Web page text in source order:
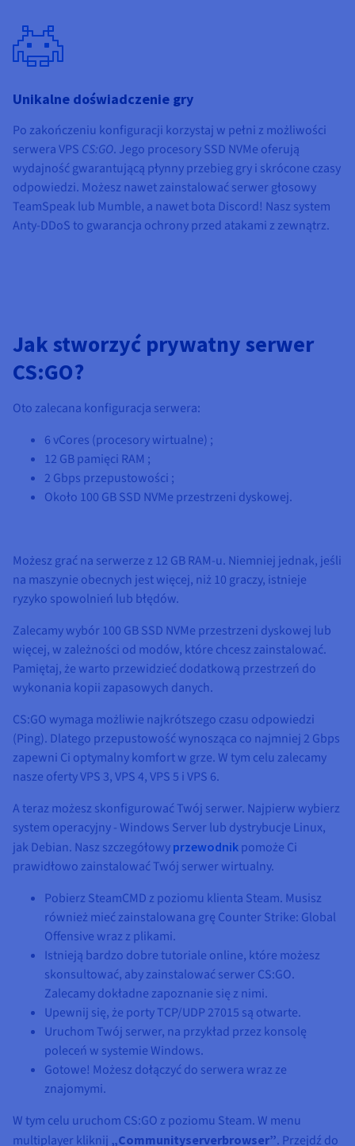
Unikalne doświadczenie gry
Po zakończeniu konfiguracji korzystaj w pełni z możliwości
serwera VPS CS:GO. Jego procesory SSD NVMe oferują
wydajność gwarantującą płynny przebieg gry i skrócone czasy
odpowiedzi. Możesz nawet zainstalować serwer głosowy
TeamSpeak lub Mumble, a nawet bota Discord! Nasz system
Anty-DDoS to gwarancja ochrony przed atakami z zewnątrz.
Jak stworzyć prywatny serwer
CS:GO?
Oto zalecana konfiguracja serwera:
6 vCores (procesory wirtualne) ;
12 GBpamięci RAM ;
2 Gbps przepustowości ;
Około 100 GB SSD NVMe przestrzeni dyskowej.
Możesz grać na serwerze z 12 GBRAM-u. Niemniej jednak, jeśli
na maszynie obecnych jest więcej, niż 10 graczy, istnieje
ryzyko spowolnień lub błędów.
Zalecamy wybór100 GB SSD NVMe przestrzeni dyskowej lub
więcej, w zależności od modów, które chcesz zainstalować.
Pamiętaj, że warto przewidzieć dodatkową przestrzeń do
wykonania kopii zapasowych danych.
CS:GO wymaga możliwie najkrótszego czasu odpowiedzi
(Ping). Dlatego przepustowość wynosząca co najmniej 2 Gbps
zapewni Ci optymalny komfort w grze. W tym celu zalecamy
nasze oferty VPS 3, VPS 4, VPS 5 i VPS 6.
A teraz możesz skonfigurować Twój serwer. Najpierw wybierz
system operacyjny - Windows Server lub dystrybucje Linux,
jak Debian. Nasz szczegółowy przewodnik pomoże Ci
prawidłowo zainstalować Twój serwer wirtualny.
Pobierz SteamCMD z poziomu klienta Steam. Musisz
również mieć zainstalowana grę Counter Strike: Global
Offensive wraz z plikami.
Istnieją bardzo dobre tutoriale online, które możesz
skonsultować, aby zainstalować serwer CS:GO.
Zalecamy dokładne zapoznanie się z nimi.
Upewnij się, że porty TCP/UDP 27015 są otwarte.
Uruchom Twój serwer, na przykład przez konsolę
poleceń w systemie Windows.
Gotowe! Możesz dołączyć do serwera wraz ze
znajomymi.
W tym celu uruchom CS:GO z poziomu Steam. W menu
multiplayer kliknij „Communityserverbrowser”. Przejdź do